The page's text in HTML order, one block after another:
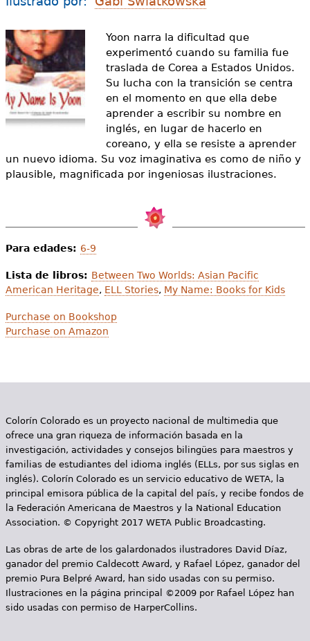
e
s
t
á
a
u
í
Yoon narra la dificultad que
experimentó cuando su familia fue
traslada de Corea a Estados Unidos.
Su lucha con la transición se centra
en el momento en que ella debe
aprender a escribir su nombre en
inglés, en lugar de hacerlo en
coreano, y ella se resiste a aprender
un nuevo idioma. Su voz imaginativa es como de niño y
plausible, magnificada por ingeniosas ilustraciones.
Para edades: 6-9
Lista de libros: Between Two Worlds: Asian Pacific
American Heritage, ELL Stories, My Name: Books for Kids
Purchase on Bookshop
Purchase on Amazon
Colorín Colorado es un proyecto nacional de multimedia que
ofrece una gran riqueza de información basada en la
investigación, actividades y consejos bilingües para maestros y
familias de estudiantes del idioma inglés (ELLs, por sus siglas en
inglés). Colorín Colorado es un servicio educativo de WETA, la
principal emisora pública de la capital del país, y recibe fondos de
la Federación Americana de Maestros y la National Education
Association. © Copyright 2017 WETA Public Broadcasting.
Las obras de arte de los galardonados ilustradores David Díaz,
ganador del premio Caldecott Award, y Rafael López, ganador del
premio Pura Belpré Award, han sido usadas con su permiso.
Ilustraciones en la página principal ©2009 por Rafael López han
sido usadas con permiso de HarperCollins.